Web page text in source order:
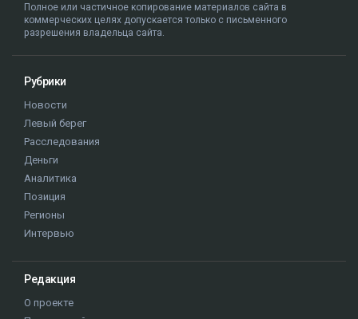
Полное или частичное копирование материалов сайта в
коммерческих целях допускается только с письменного
разрешения владельца сайта.
Рубрики
Новости
Левый берег
Расследования
Деньги
Аналитика
Позиция
Регионы
Интервью
Редакция
О проекте